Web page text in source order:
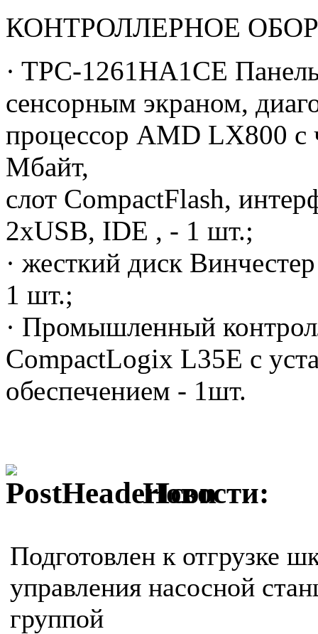
КОНТРОЛЛЕРНОЕ
· TPC-1261HA1CE
сенсорным экраном,
процессор AMD LX800
Mбайт,
слот СompactFlash,
2xUSB, IDE , - 1 шт.;
· жесткий диск
1 шт.;
· Промышленный
CompactLogix L35E с
обеспечением - 1шт.
Новости:
Подготовлен к отгрузке
управления насосной
группой